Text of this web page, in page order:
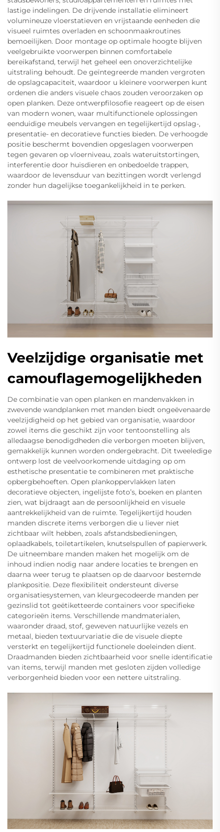
lastige indelingen. De drijvende installatie elimineert
volumineuze vloerstatieven en vrijstaande eenheden die
visueel ruimtes overladen en schoonmaakroutines
bemoeilijken. Door montage op optimale hoogte blijven
veelgebruikte voorwerpen binnen comfortabele
bereikafstand, terwijl het geheel een onoverzichtelijke
uitstraling behoudt. De geïntegreerde manden vergroten
de opslagcapaciteit, waardoor u kleinere voorwerpen kunt
ordenen die anders visuele chaos zouden veroorzaken op
open planken. Deze ontwerpfilosofie reageert op de eisen
van modern wonen, waar multifunctionele oplossingen
eenduidige meubels vervangen en tegelijkertijd opslag-,
presentatie- en decoratieve functies bieden. De verhoogde
positie beschermt bovendien opgeslagen voorwerpen
tegen gevaren op vloerniveau, zoals wateruitstortingen,
interferentie door huisdieren en onbedoelde trappen,
waardoor de levensduur van bezittingen wordt verlengd
zonder hun dagelijkse toegankelijkheid in te perken.
Veelzijdige organisatie met
camouflagemogelijkheden
De combinatie van open planken en mandenvakken in
zwevende wandplanken met manden biedt ongeëvenaarde
veelzijdigheid op het gebied van organisatie, waardoor
zowel items die geschikt zijn voor tentoonstelling als
alledaagse benodigdheden die verborgen moeten blijven,
gemakkelijk kunnen worden ondergebracht. Dit tweeledige
ontwerp lost de veelvoorkomende uitdaging op om
esthetische presentatie te combineren met praktische
opbergbehoeften. Open plankoppervlakken laten
decoratieve objecten, ingelijste foto’s, boeken en planten
zien, wat bijdraagt aan de persoonlijkheid en visuele
aantrekkelijkheid van de ruimte. Tegelijkertijd houden
manden discrete items verborgen die u liever niet
zichtbaar wilt hebben, zoals afstandsbedieningen,
oplaadkabels, toiletartikelen, knutselspullen of papierwerk.
De uitneembare manden maken het mogelijk om de
inhoud indien nodig naar andere locaties te brengen en
daarna weer terug te plaatsen op de daarvoor bestemde
plankpositie. Deze flexibiliteit ondersteunt diverse
organisatiesystemen, van kleurgecodeerde manden per
gezinslid tot geëtiketteerde containers voor specifieke
categorieën items. Verschillende mandmaterialen,
waaronder draad, stof, geweven natuurlijke vezels en
metaal, bieden textuurvariatie die de visuele diepte
versterkt en tegelijkertijd functionele doeleinden dient.
Draadmanden bieden zichtbaarheid voor snelle identificatie
van items, terwijl manden met gesloten zijden volledige
verborgenheid bieden voor een nettere uitstraling.